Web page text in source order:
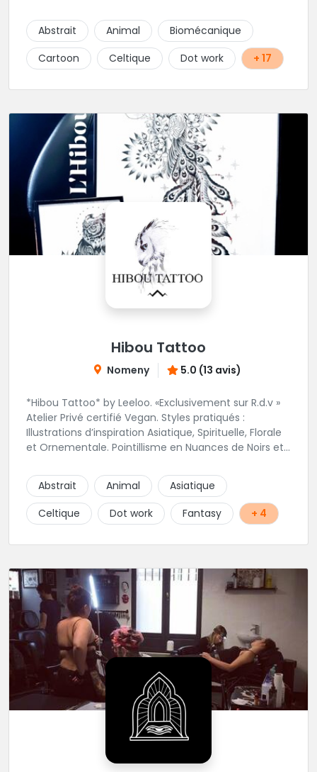
Abstrait Animal
Biomécanique
Cartoon
Celtique Dot work + 17
Hibou Tattoo
Nomeny 5.0 (13 avis)
*Hibou Tattoo* by Leeloo. «Exclusivement sur R.d.v »
Atelier Privé certifié Vegan. Styles pratiqués :
Illustrations d’inspiration Asiatique, Spirituelle, Florale
et Ornementale. Pointillisme en Nuances de Noirs et
de l’Atelier :
https://www.facebook.com/HibouTattoos
Abstrait Animal
Asiatique
Celtique
Dot work Fantasy + 4